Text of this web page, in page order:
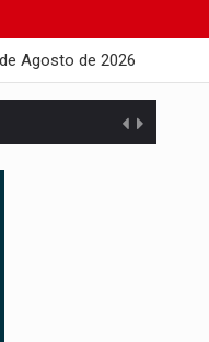
Agosto de 2026